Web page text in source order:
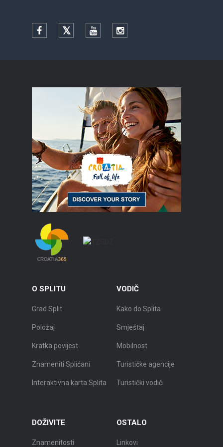
Facebook TwitterYouTubeInstagram
O SPLITU
Grad Split
Položaj
Kratka povijest
Znameniti Splićani
Interaktivna karta Splita
VODIČ
Kako do Splita
Smještaj
Mobilnost
Turističke agencije
Turistički vodiči
DOŽIVITE
Znamenitosti
OSTALO
Linkovi